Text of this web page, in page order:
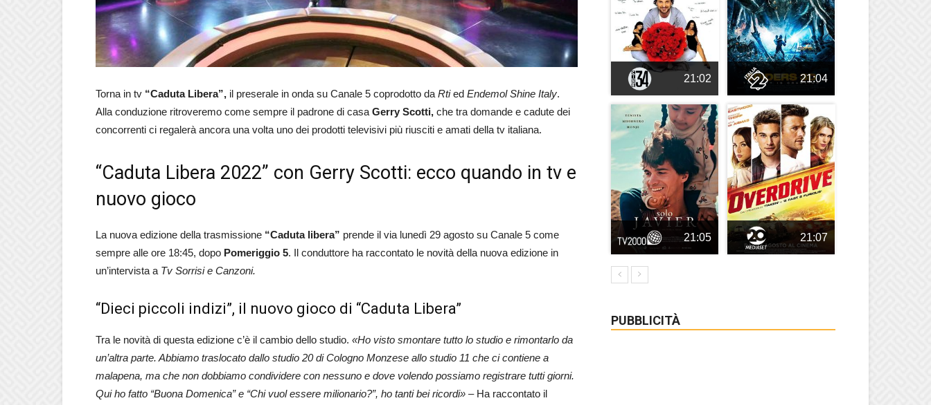
Torna in tv “Caduta Libera”, il preserale in onda su Canale 5 coprodotto da Rtied Endemol Shine Italy.
Alla conduzione ritroveremo come sempre il padrone di casa Gerry Scotti, che tra domande e cadute dei
concorrenti ci regalerà ancora una volta uno dei prodotti televisivi più riusciti e amati della tv italiana.
“Caduta Libera 2022” con Gerry Scotti: ecco quando in tv e
nuovo gioco
La nuova edizione della trasmissione “Caduta libera” prende il via lunedì 29 agosto su Canale 5 come
sempre alle ore 18:45, dopo Pomeriggio 5. Il conduttore ha raccontato le novità della nuova edizione in
un’intervista a Tv Sorrisi e Canzoni.
“Dieci piccoli indizi”, il nuovo gioco di “Caduta Libera”
Tra le novità di questa edizione c’è il cambio dello studio. «Ho visto smontare tutto lo studio e rimontarlo da
un’altra parte. Abbiamo traslocato dallo studio 20 di Cologno Monzese allo studio 11 che ci contiene a
malapena, ma che non dobbiamo condividere con nessuno e dove volendo possiamo registrare tutti giorni.
Qui ho fatto “Buona Domenica” e “Chi vuol essere milionario?”, ho tanti bei ricordi» – Ha raccontato il
21:02 21:04
21:05 21:07
PUBBLICITÀ